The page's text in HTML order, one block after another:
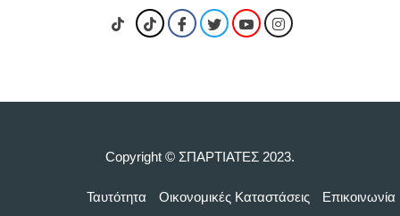
Copyright © ΣΠΑΡΤΙΑΤΕΣ 2023.
Ταυτότητα Οικονομικές Kαταστάσεις Επικοινωνία